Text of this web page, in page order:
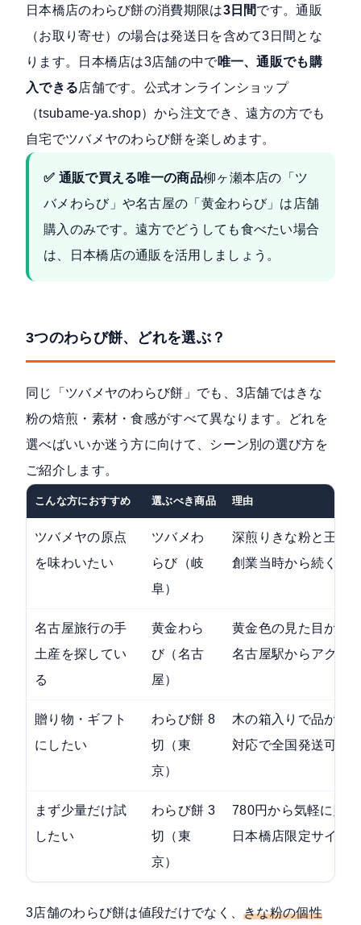
日本橋店のわらび餅の消費期限は3日間です。通販
（お取り寄せ）の場合は発送日を含めて3日間とな
ります。日本橋店は3店舗の中で唯一、通販でも購
入できる店舗です。公式オンラインショップ
（tsubame-ya.shop）から注文でき、遠方の方でも
自宅でツバメヤのわらび餅を楽しめます。
✅ 通販で買える唯一の商品柳ヶ瀬本店の「ツ
バメわらび」や名古屋の「黄金わらび」は店舗
購入のみです。遠方でどうしても食べたい場合
は、日本橋店の通販を活用しましょう。
3つのわらび餅、どれを選ぶ？
同じ「ツバメヤのわらび餅」でも、3店舗ではきな
粉の焙煎・素材・食感がすべて異なります。どれを
選べばいいか迷う方に向けて、シーン別の選び方を
ご紹介します。
こんな方におすすめ 選ぶべき商品 理由
ツバメヤの原点
を味わいたい
ツバメわ
らび（岐
阜）
深煎りきな粉と王道
創業当時から続くレ
名古屋旅行の手
土産を探してい
る
黄金わら
び（名古
屋）
黄金色の見た目が喜
名古屋駅からアクセ
贈り物・ギフト
にしたい
わらび餅 8
切（東
京）
木の箱入りで品があ
対応で全国発送可能
まず少量だけ試
したい
わらび餅 3
切（東
京）
780円から気軽に購
日本橋店限定サイズ
3店舗のわらび餅は値段だけでなく、きな粉の個性